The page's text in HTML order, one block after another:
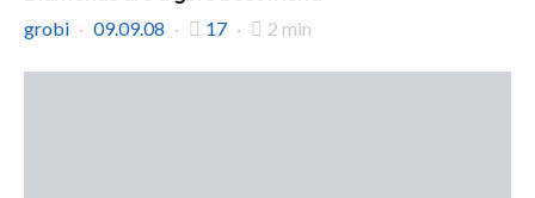
grobi
09.09.08 17 2 min